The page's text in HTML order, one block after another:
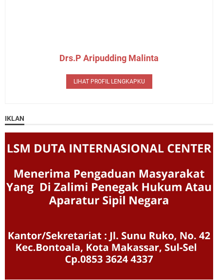
Drs.P Aripudding Malinta
LIHAT PROFIL LENGKAPKU
IKLAN